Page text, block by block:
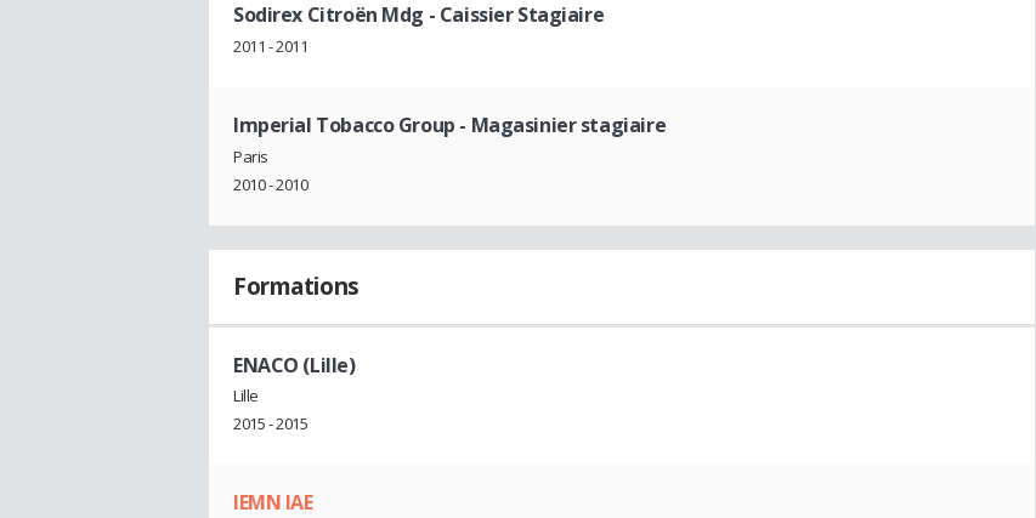
Sodirex Citroën Mdg - Caissier Stagiaire
2011 - 2011
Imperial Tobacco Group - Magasinier stagiaire
Paris
2010 - 2010
Formations
ENACO (Lille)
Lille
2015 - 2015
IEMN IAE